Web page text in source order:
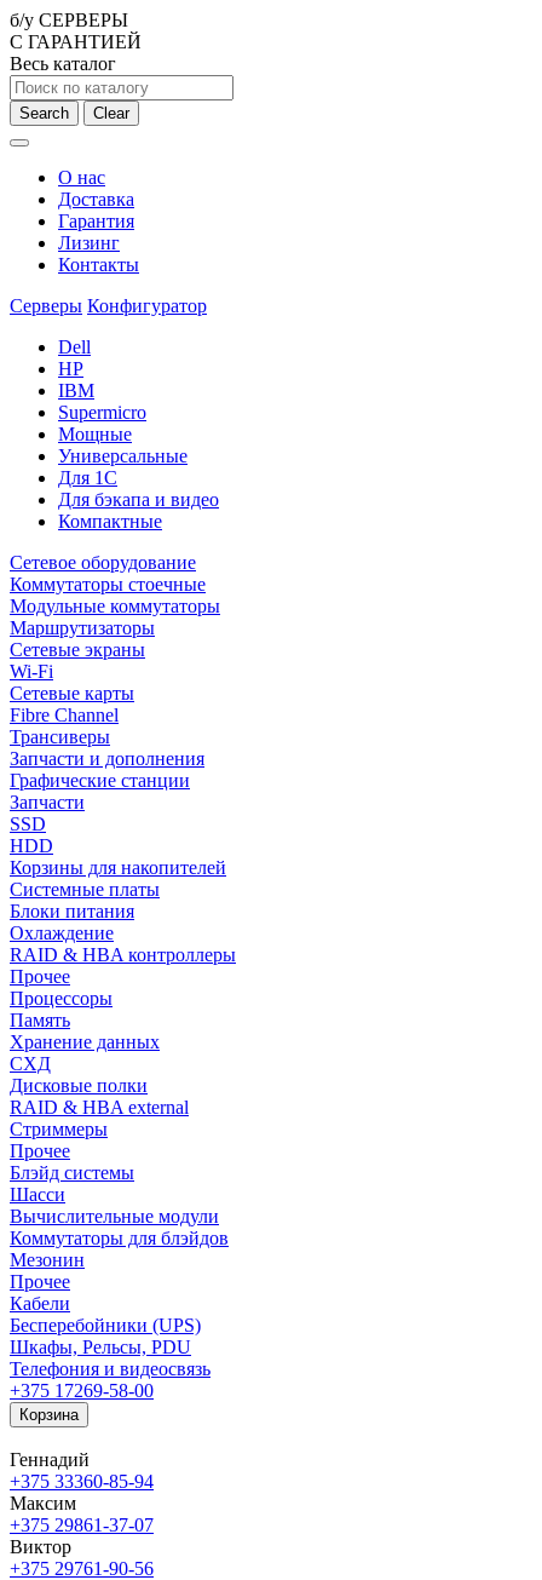
б/у СЕРВЕРЫ
С ГАРАНТИЕЙ
Весь каталог
Search Clear
О нас
Доставка
Гарантия
Лизинг
Контакты
Серверы Конфигуратор
Dell
HP
IBM
Supermicro
Мощные
Универсальные
Для 1С
Для бэкапа и видео
Компактные
Сетевое оборудование
Коммутаторы стоечные
Модульные коммутаторы
Маршрутизаторы
Сетевые экраны
Wi-Fi
Сетевые карты
Fibre Channel
Трансиверы
Запчасти и дополнения
Графические станции
Запчасти
SSD
HDD
Корзины для накопителей
Системные платы
Блоки питания
Охлаждение
RAID & HBA контроллеры
Прочее
Процессоры
Память
Хранение данных
СХД
Дисковые полки
RAID & HBA external
Стриммеры
Прочее
Блэйд системы
Шасси
Вычислительные модули
Коммутаторы для блэйдов
Мезонин
Прочее
Кабели
Бесперебойники (UPS)
Шкафы, Рельсы, PDU
Телефония и видеосвязь
+375 17269-58-00
Корзина
Геннадий
+375 33360-85-94
Максим
+375 29861-37-07
Виктор
+375 29761-90-56